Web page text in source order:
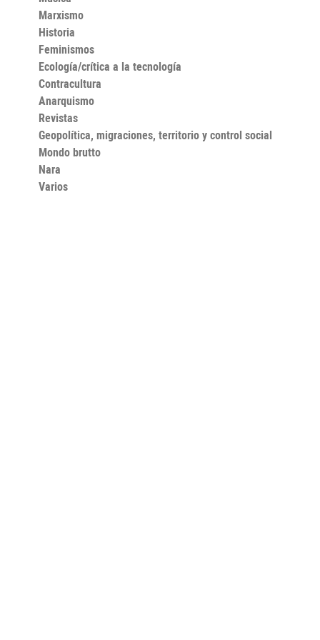
Marxismo
Historia
Feminismos
Ecología/crítica a la tecnología
Contracultura
Anarquismo
Revistas
Geopolítica, migraciones, territorio y control social
Mondo brutto
Nara
Varios